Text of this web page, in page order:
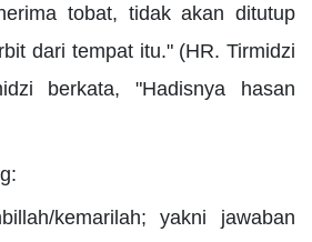
tobat, tidak akan ditutup
dari tempat itu." (HR. Tirmidzi
berkata, "Hadisnya hasan